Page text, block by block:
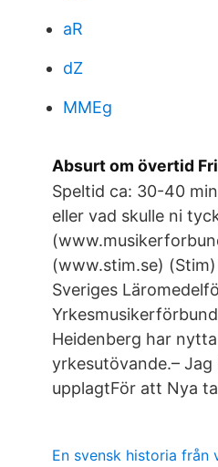
aR
dZ
MMEg
Absurt om övertid
Speltid ca: 30-40
eller vad skulle ni
(www.stim.se)
Sveriges
Heidenberg har
yrkesutövande.–
upplagtFör att Nya
En svensk historia